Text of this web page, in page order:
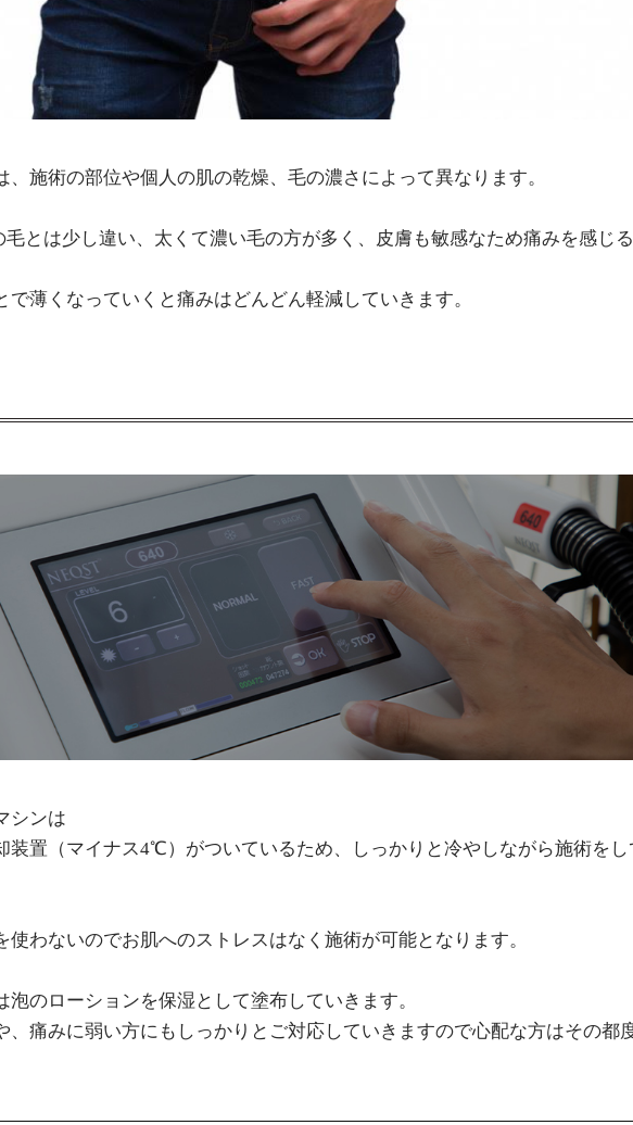
、施術の部位や個人の肌の乾燥、毛の濃さによって異なります。
毛とは少し違い、太くて濃い毛の方が多く、皮膚も敏感なため痛みを感じ
で薄くなっていくと痛みはどんどん軽減していきます。
シンは
装置（マイナス4℃）がついているため、しっかりと冷やしながら施術をし
使わないのでお肌へのストレスはなく施術が可能となります。
泡のローションを保湿として塗布していきます。
、痛みに弱い方にもしっかりとご対応していきますので心配な方はその都